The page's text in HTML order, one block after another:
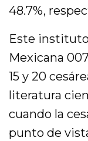
48.7%,
Este
Mexicana
15 y 20
literatura
cuando la
punto de